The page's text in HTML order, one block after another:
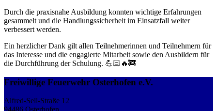
Durch die praxisnahe Ausbildung konnten wichtige Erfahrungen
gesammelt und die Handlungssicherheit im Einsatzfall weiter
verbessert werden.
Ein herzlicher Dank gilt allen Teilnehmerinnen und Teilnehmern für
das Interesse und die engagierte Mitarbeit sowie den Ausbildern für
die Durchführung der Schulung. 💪🏻🔥🚒
Freiwillige Feuerwehr Osterhofen e.V.
Alfred-Sell-Straße 12